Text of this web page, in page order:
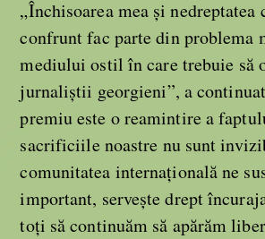
„Închisoarea mea și nedreptatea
confrunt fac parte din problema
mediului ostil în care trebuie să
jurnaliștii georgieni”, a
premiu este o reamintire a
sacrificiile noastre nu sunt
comunitatea internațională ne
important, servește drept
toți să continuăm să apărăm